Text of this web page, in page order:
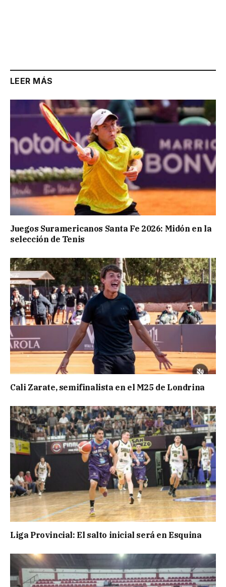
LEER MÁS
Juegos Suramericanos Santa Fe 2026: Midón en la
selección de Tenis
Cali Zarate, semifinalista en el M25 de Londrina
Liga Provincial: El salto inicial será en Esquina